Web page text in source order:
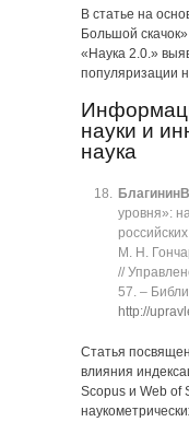
В статье на
Большой
«Наука 2.0.»
популяризации
науки и
наука
Благинин
уровня»:
М. Н.
//
57. ‒
http://
Статья
влияния
Scopus и Web of